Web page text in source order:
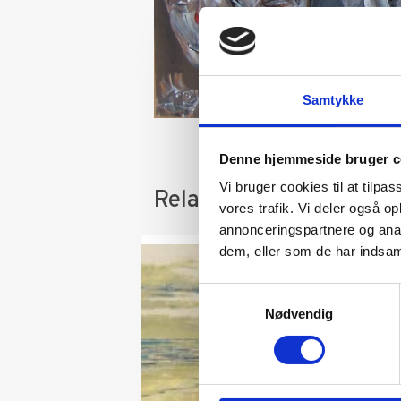
Samtykke
Denne hjemmeside bruger
Vi bruger cookies til at
vores trafik. Vi deler også
annonceringspartnere og
dem, eller som de har
Samtykkevalg
Nødvendig
Relaterede varer